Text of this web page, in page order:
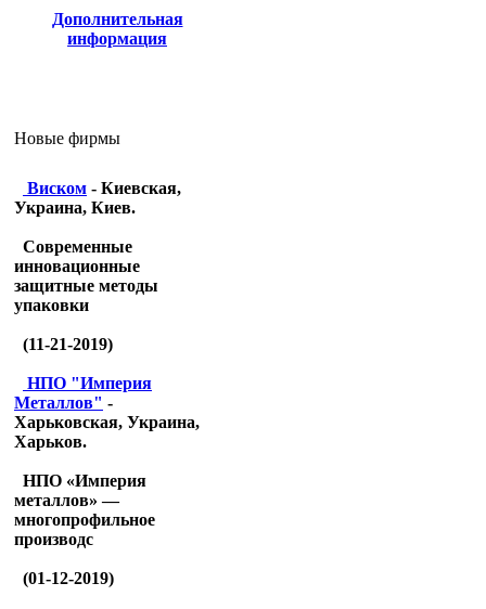
Дополнительная
информация
Новые фирмы
Виском - Киевская,
Украина, Киев.
Современные
инновационные
защитные методы
упаковки
(11-21-2019)
НПО "Империя
Металлов" -
Харьковская, Украина,
Харьков.
НПО «Империя
металлов» —
многопрофильное
производс
(01-12-2019)